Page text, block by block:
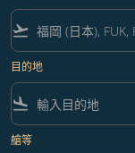
flight_takeoff
目的地
flight_land
艙等